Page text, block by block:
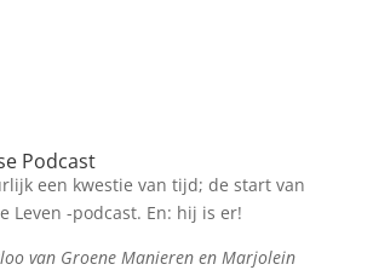
Podcast
een kwestie van tijd; de start van
Leven -podcast. En: hij is er!
van Groene Manieren en Marjolein